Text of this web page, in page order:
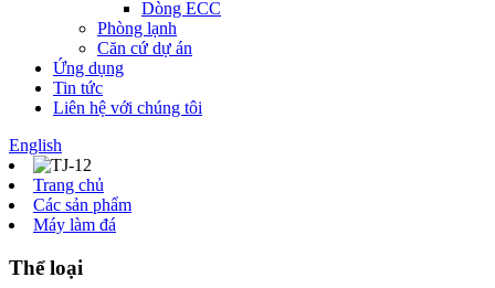
Dòng ECC
Phòng lạnh
Căn cứ dự án
Ứng dụng
Tin tức
Liên hệ với chúng tôi
English
Trang chủ
Các sản phẩm
Máy làm đá
Thể loại